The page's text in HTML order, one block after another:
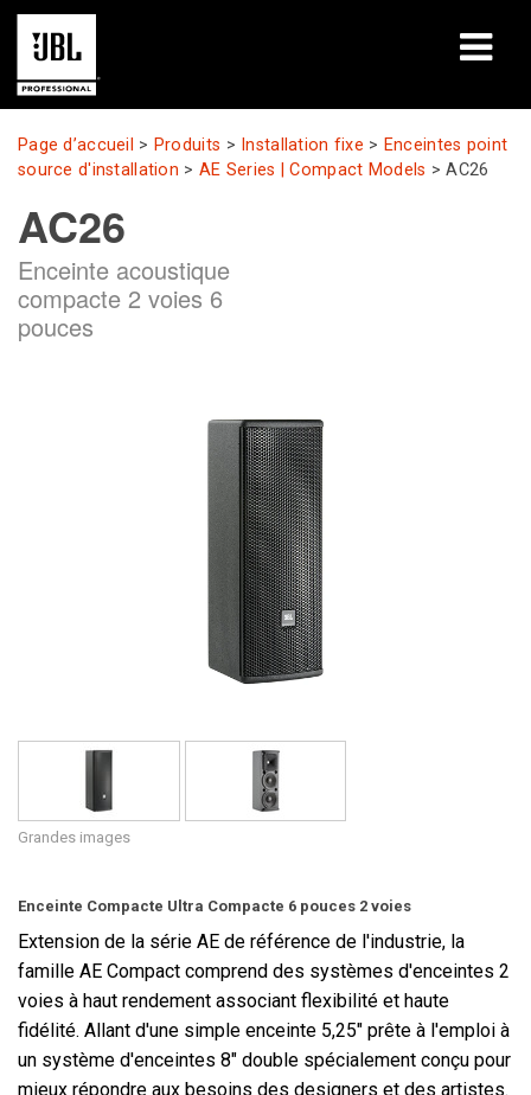
Produits
Sessions de formation en ligne
Formation
Où acheter et se connecter
Page d’accueil > Produits > Installation fixe > Enceintes point
source d'installation > AE Series | Compact Models >AC26
AC26
Enceinte acoustique
compacte 2 voies 6
pouces
Grandes images
Enceinte Compacte Ultra Compacte 6 pouces 2 voies
Extension de la série AE de référence de l'industrie, la
famille AE Compact comprend des systèmes d'enceintes 2
voies à haut rendement associant flexibilité et haute
fidélité. Allant d'une simple enceinte 5,25" prête à l'emploi à
un système d'enceintes 8" double spécialement conçu pour
mieux répondre aux besoins des designers et des artistes.